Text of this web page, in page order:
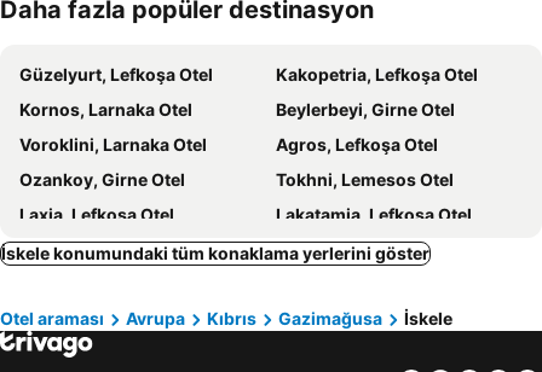
Larnaca Marina
Culture Centre Skali
Daha fazla popüler destinasyon
Güzelyurt, Lefkoşa Otel
Kakopetria, Lefkoşa Otel
Kornos, Larnaka Otel
Beylerbeyi, Girne Otel
Voroklini, Larnaka Otel
Agros, Lefkoşa Otel
Ozankoy, Girne Otel
Tokhni, Lemesos Otel
Laxia, Lefkoşa Otel
Lakatamia, Lefkoşa Otel
Pano Lefkara, Larnaka Otel
Palekhori, Lefkoşa Otel
Alsancak, Girne Otel
Skarinou, Larnaka Otel
Terazi, Larnaka Otel
İskele konumundaki tüm konaklama yerlerini göster
Otel araması Avrupa Kıbrıs Gazimağusa İskele